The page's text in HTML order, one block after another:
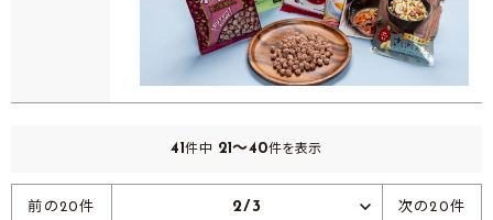
41件中 21～40件を表示
前の20件 2/3 次の20件